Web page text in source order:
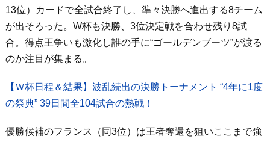
13位）カードで全試合終了し、準々決勝へ進出する8チーム
が出そろった。W杯も決勝、3位決定戦を合わせ残り8試
合。得点王争いも激化し誰の手に“ゴールデンブーツ”が渡る
のか注目が集まる。
【Ｗ杯日程＆結果】波乱続出の決勝トーナメント “4年に1度
の祭典” 39日間全104試合の熱戦！
優勝候補のフランス（同3位）は王者奪還を狙いここまで強